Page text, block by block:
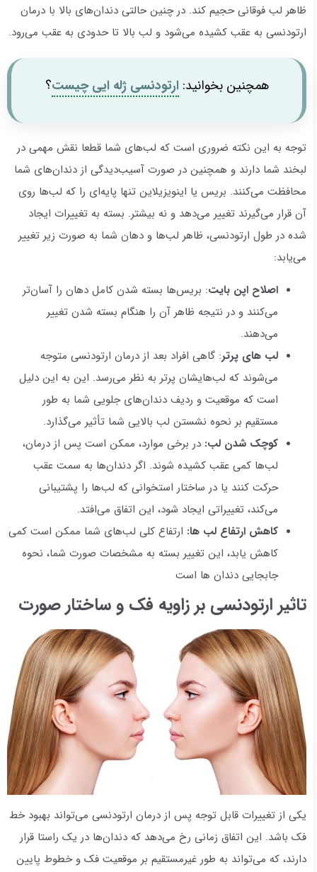
ظاهر لب فوقانی حجیم کند. در چنین حالتی دندان‌های بالا با درمان
ارتودنسی به عقب کشیده می‌شود و لب بالا تا حدودی به عقب می‌رود.
همچنین بخوانید: ارتودنسی ژله ایی چیست؟
توجه به این نکته ضروری است که لب‌های شما قطعا نقش مهمی در
لبخند شما دارند و همچنین در صورت آسیب‌دیدگی از دندان‌های شما
محافظت می‌کنند. بریس یا اینویزیلاین تنها پایه‌ای را که لب‌ها روی
آن قرار می‌گیرند تغییر می‌دهد و نه بیشتر. بسته به تغییرات ایجاد
شده در طول ارتودنسی، ظاهر لب‌ها و دهان شما به صورت زیر تغییر
می‌یابد:
اصلاح اپن بایت: بریس‌ها بسته شدن کامل دهان را آسان‌تر
می‌کنند و در نتیجه ظاهر آن را هنگام بسته شدن تغییر
می‌دهند.
لب های پرتر: گاهی افراد بعد از درمان ارتودنسی متوجه
می‌شوند که لب‌هایشان پرتر به نظر می‌رسد. این به این دلیل
است که موقعیت و ردیف دندان‌های جلویی شما به طور
مستقیم بر نحوه نشستن لب بالایی شما تأثیر می‌گذارد.
کوچک شدن لب: در برخی موارد، ممکن است پس از درمان،
لب‌ها کمی عقب کشیده شوند. اگر دندان‌ها به سمت عقب
حرکت کنند یا در ساختار استخوانی که لب‌ها را پشتیبانی
می‌کند، تغییراتی ایجاد شود، این اتفاق می‌افتد.
کاهش ارتفاع لب ها: ارتفاع کلی لب‌های شما ممکن است کمی
کاهش یابد، این تغییر بسته به مشخصات صورت شما، نحوه
جابجایی دندان ها است
تاثیر ارتودنسی بر زاویه فک و ساختار صورت
یکی از تغییرات قابل توجه پس از درمان ارتودنسی می‌تواند بهبود خط
فک باشد. این اتفاق زمانی رخ می‌دهد که دندان‌ها در یک راستا قرار
دارند، که می‌تواند به طور غیرمستقیم بر موقعیت فک و خطوط پایین